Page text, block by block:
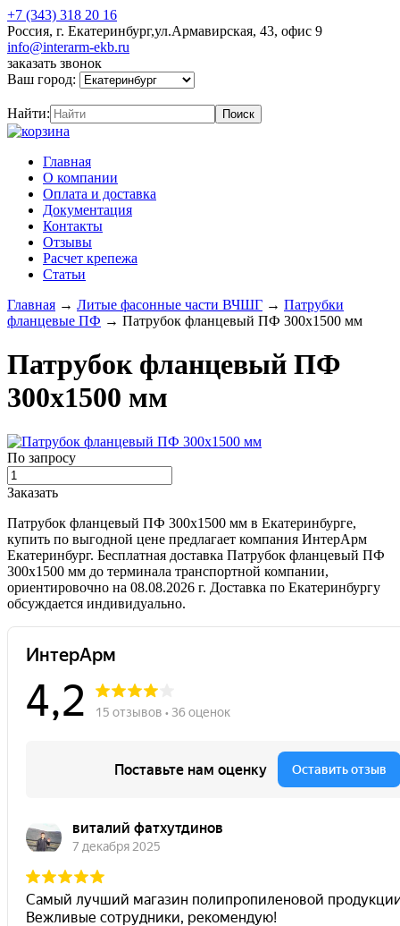
+7 (343) 318 20 16
Россия, г. Екатеринбург,ул.Армавирская, 43, офис 9
info@interarm-ekb.ru
заказать звонок
Ваш город:
Найти:
Главная
О компании
Оплата и доставка
Документация
Контакты
Отзывы
Расчет крепежа
Статьи
Главная → Литые фасонные части ВЧШГ → Патрубки
фланцевые ПФ → Патрубок фланцевый ПФ 300х1500 мм
Патрубок фланцевый ПФ
300х1500 мм
По запросу
Заказать
Патрубок фланцевый ПФ 300х1500 мм в Екатеринбурге,
купить по выгодной цене предлагает компания ИнтерАрм
Екатеринбург. Бесплатная доставка Патрубок фланцевый ПФ
300х1500 мм до терминала транспортной компании,
ориентировочно на 08.08.2026 г. Доставка по Екатеринбургу
обсуждается индивидуально.